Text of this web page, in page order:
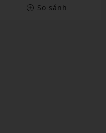
So sánh